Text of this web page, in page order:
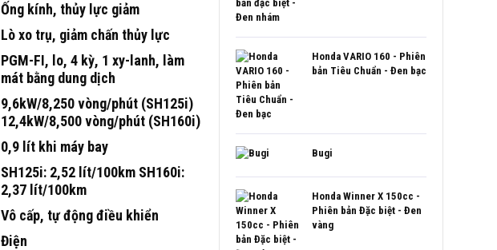
Ống kính, thủy lực giảm
Lò xo trụ, giảm chấn thủy lực
PGM-FI, lo, 4 kỳ, 1 xy-lanh, làm
mát bằng dung dịch
9,6kW/8,250 vòng/phút (SH125i)
12,4kW/8,500 vòng/phút (SH160i)
0,9 lít khi máy bay
SH125i: 2,52 lít/100km SH160i:
2,37 lít/100km
Vô cấp, tự động điều khiển
Điện
Honda VARIO 160 - Phiên
bản Tiêu Chuẩn - Đen bạc
Bugi
Honda Winner X 150cc -
Phiên bản Đặc biệt - Đen
vàng